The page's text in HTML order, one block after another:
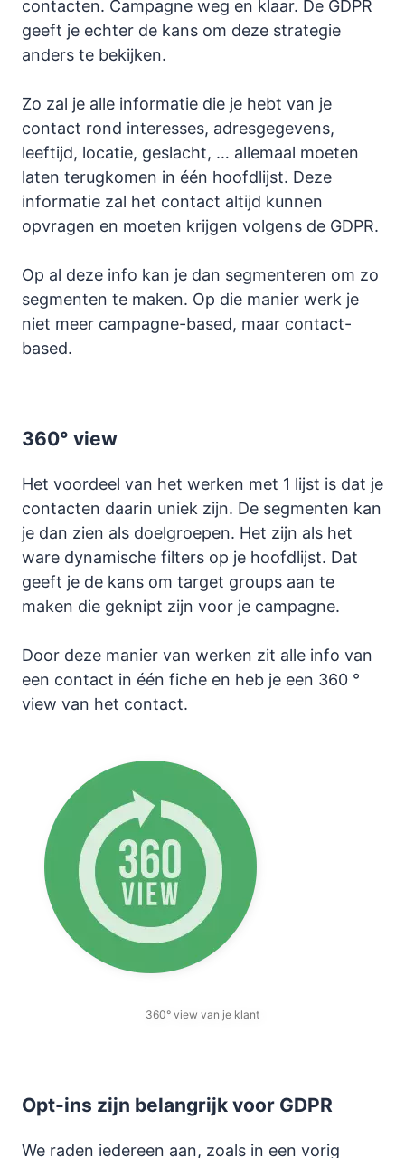
contacten. Campagne weg en klaar. De GDPR
geeft je echter de kans om deze strategie
anders te bekijken.
Zo zal je alle informatie die je hebt van je
contact rond interesses, adresgegevens,
leeftijd, locatie, geslacht, … allemaal moeten
laten terugkomen in één hoofdlijst. Deze
informatie zal het contact altijd kunnen
opvragen en moeten krijgen volgens de GDPR.
Op al deze info kan je dan segmenteren om zo
segmenten te maken. Op die manier werk je
niet meer campagne-based, maar contact-
based.
360° view
Het voordeel van het werken met 1 lijst is dat je
contacten daarin uniek zijn. De segmenten kan
je dan zien als doelgroepen. Het zijn als het
ware dynamische filters op je hoofdlijst. Dat
geeft je de kans om target groups aan te
maken die geknipt zijn voor je campagne.
Door deze manier van werken zit alle info van
een contact in één fiche en heb je een 360 °
view van het contact.
360° view van je klant
Opt-ins zijn belangrijk voor GDPR
We raden iedereen aan, zoals in een vorig